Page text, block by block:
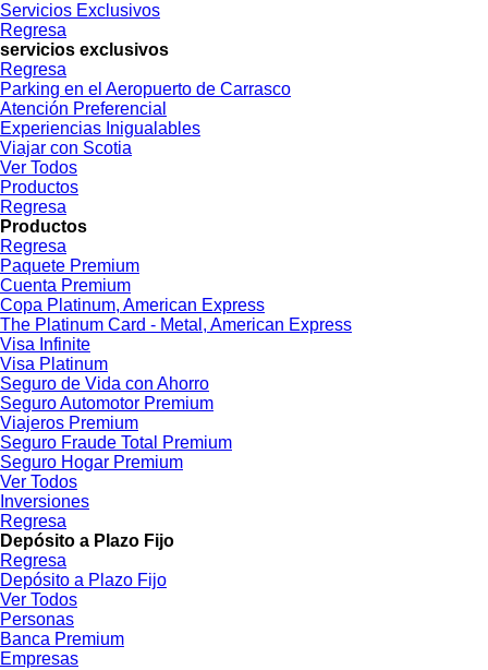
Servicios Exclusivos
Regresa
servicios exclusivos
Regresa
Parking en el Aeropuerto de Carrasco
Atención Preferencial
Experiencias Inigualables
Viajar con Scotia
Ver Todos
Productos
Regresa
Productos
Regresa
Paquete Premium
Cuenta Premium
Copa Platinum, American Express
The Platinum Card - Metal, American Express
Visa Infinite
Visa Platinum
Seguro de Vida con Ahorro
Seguro Automotor Premium
Viajeros Premium
Seguro Fraude Total Premium
Seguro Hogar Premium
Ver Todos
Inversiones
Regresa
Depósito a Plazo Fijo
Regresa
Depósito a Plazo Fijo
Ver Todos
Personas
Banca Premium
Empresas